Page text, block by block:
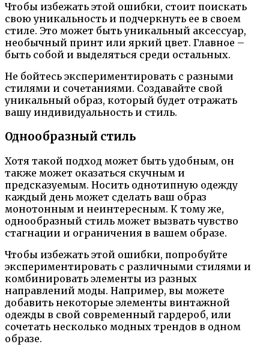
Чтобы избежать этой ошибки, стоит поискать
свою уникальность и подчеркнуть ее в своем
стиле. Это может быть уникальный аксессуар,
необычный принт или яркий цвет. Главное –
быть собой и выделяться среди остальных.
Не бойтесь экспериментировать с разными
стилями и сочетаниями. Создавайте свой
уникальный образ, который будет отражать
вашу индивидуальность и стиль.
Однообразный стиль
Хотя такой подход может быть удобным, он
также может оказаться скучным и
предсказуемым. Носить однотипную одежду
каждый день может сделать ваш образ
монотонным и неинтересным. К тому же,
однообразный стиль может вызвать чувство
стагнации и ограничения в вашем образе.
Чтобы избежать этой ошибки, попробуйте
экспериментировать с различными стилями и
комбинировать элементы из разных
направлений моды. Например, вы можете
добавить некоторые элементы винтажной
одежды в свой современный гардероб, или
сочетать несколько модных трендов в одном
образе.